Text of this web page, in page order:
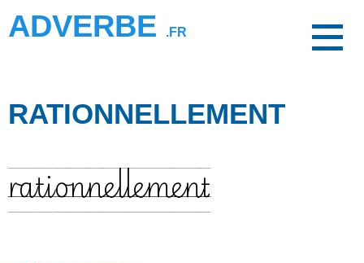
ADVERBE .FR
RATIONNELLEMENT
rationnellement